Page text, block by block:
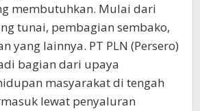
membutuhkan. Mulai dari
tunai, pembagian sembako,
yang lainnya. PT PLN (Persero)
bagian dari upaya
masyarakat di tengah
lewat penyaluran